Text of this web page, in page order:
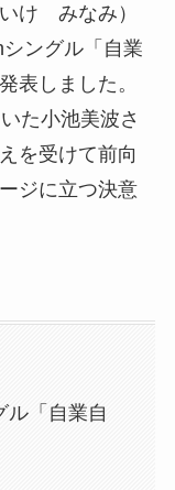
け みなみ）
ングル「自業
表しました。
た小池美波さ
を受けて前向
ジに立つ決意
ル「自業自